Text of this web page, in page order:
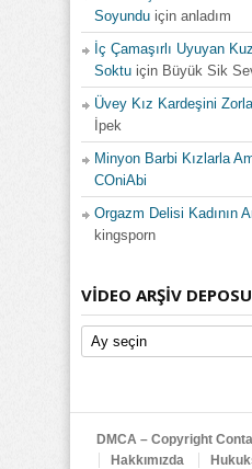
Soyundu için anladım
İç Çamaşırlı Uyuyan
Soktu için Büyük Sik
Üvey Kız Kardeşini
İpek
Minyon Barbi Kızlarla
COniAbi
Orgazm Delisi Kadının
kingsporn
VIDEO ARŞIV DEPOSU
Video
Arşiv
DMCA – Copyright
Hakkımızda